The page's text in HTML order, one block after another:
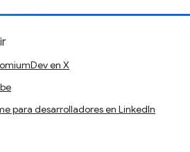
en X
para desarrolladores en LinkedIn